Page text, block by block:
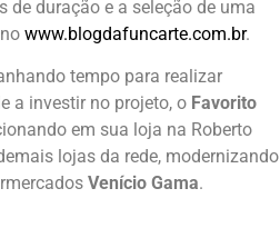
duração e a seleção de uma
www.blogdafuncarte.com.br.
tempo para realizar
a investir no projeto, o Favorito
em sua loja na Roberto
lojas da rede, modernizando
Venício Gama.